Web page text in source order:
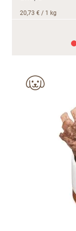
20,73 € / 1 kg